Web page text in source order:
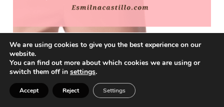
CÓMO ELEGIR PANTALONES QUE FAVOREZCAN EN
2025
We are using cookies to give you the best experience on our
website.
You can find out more about which cookies we are using or
switch them off in settings.
Accept Reject Settings